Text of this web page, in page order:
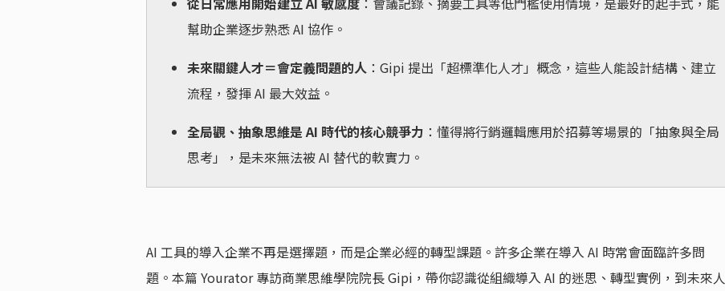
幫助企業逐步熟悉 AI 協作。
未來關鍵人才＝會定義問題的人 ：Gipi 提出「超標準化人才」概念，這些人能設計結構、建立
流程，發揮 AI 最大效益。
全局觀、抽象思維是 AI 時代的核心競爭力 ：懂得將行銷邏輯應用於招募等場景的「抽象與全局
思考」，是未來無法被 AI 替代的軟實力。
AI 工具的導入企業不再是選擇題，而是企業必經的轉型課題。許多企業在導入 AI 時常會面臨許多問
題。本篇 Yourator 專訪商業思維學院院長 Gipi，帶你認識從組織導入 AI 的迷思、轉型實例，到未來人